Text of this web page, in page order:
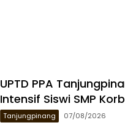
UPTD PPA
Intensif Siswi SMP
Tanjungpinang 07/08/2026